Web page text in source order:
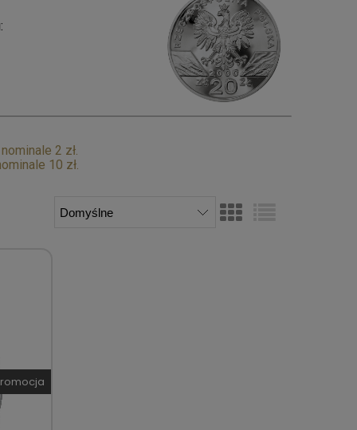
2 zł.
10 zł.